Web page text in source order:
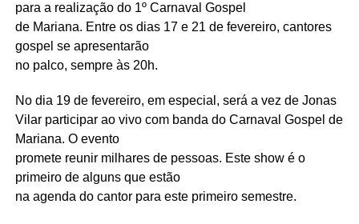
para a realização do 1º Carnaval Gospel
de Mariana. Entre os dias 17 e 21 de fevereiro, cantores
gospel se apresentarão
no palco, sempre às 20h.
No dia 19 de fevereiro, em especial, será a vez de Jonas
Vilar participar ao vivo com banda do Carnaval Gospel de
Mariana. O evento
promete reunir milhares de pessoas. Este show é o
primeiro de alguns que estão
na agenda do cantor para este primeiro semestre.